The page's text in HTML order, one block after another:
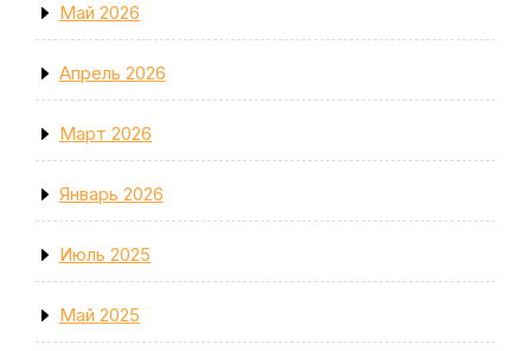
Май 2026
Апрель 2026
Март 2026
Январь 2026
Июль 2025
Май 2025